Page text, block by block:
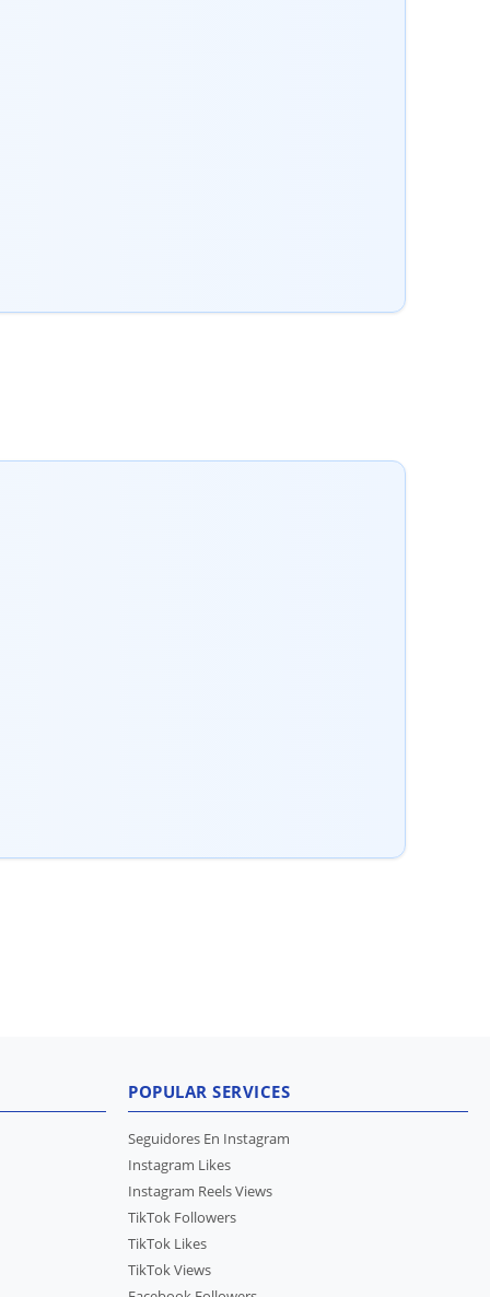
POPULAR SERVICES
Seguidores En Instagram
Instagram Likes
Instagram Reels Views
TikTok Followers
TikTok Likes
TikTok Views